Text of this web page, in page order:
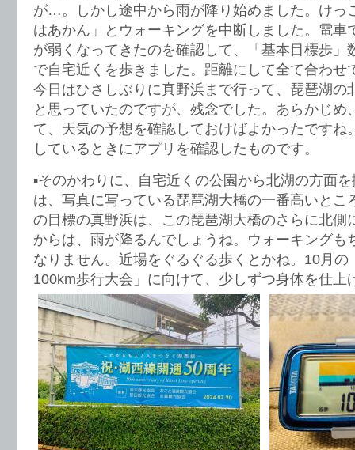
が…。しかし途中から雨が降り始めました。けっ
はあかん」とウォーキングを中断しました。電車
が弱くなってきたのを確認して、「基本目標歩」
で自宅近くを歩きました。距離にして全て合わせ
今日はひさしぶりに真野浜まで行って、琵琶湖の
と思っていたのですが、残念でした。あらかじめ
て、天気の予想を確認しておけばよかったですね
しているときにアプリを確認したものです。
▪️そのかわりに、自宅近くの公園から北湖の方面
は、写真に写っている琵琶湖大橋の一番高いとこ
の目標の真野浜は、この琵琶湖大橋のさらに北側
からは、雨が降るんでしょうね。ウォーキングも
なりません。近場をぐるぐる歩くとかね。10月の
100km歩行大会」に向けて、少しずつ身体を仕上